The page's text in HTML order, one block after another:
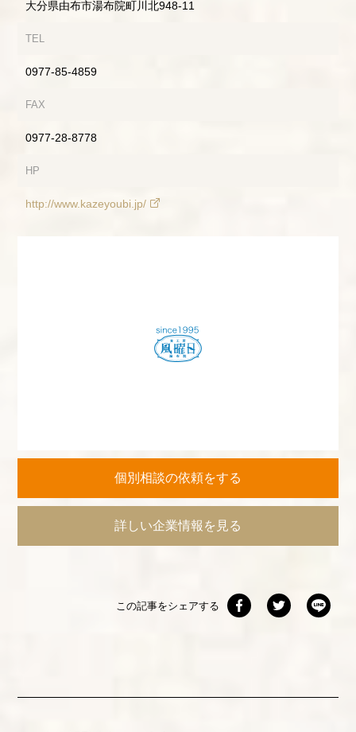
大分県由布市湯布院町川北948-11
TEL
0977-85-4859
FAX
0977-28-8778
HP
http://www.kazeyoubi.jp/
個別相談の依頼をする
詳しい企業情報を見る
この記事をシェアする